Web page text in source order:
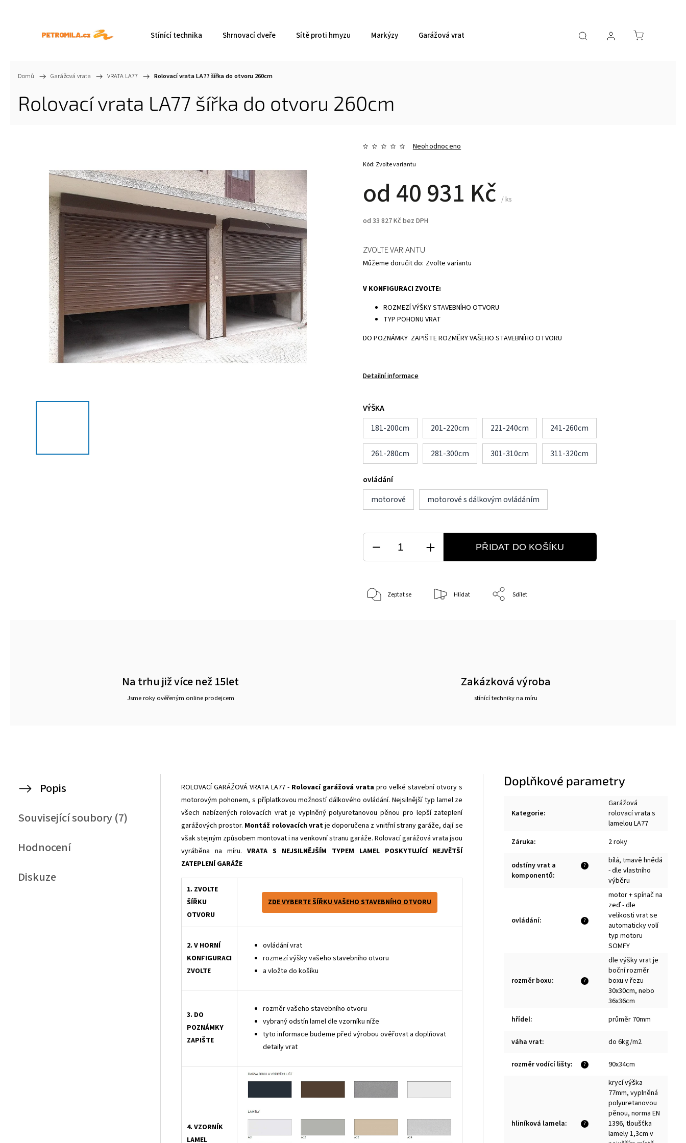
Stínící technika Shrnovací dveře Sítě proti hmyzu Markýzy Garážová vrata
Domů / Garážová vrata / VRATA LA77 / Rolovací vrata LA77 šířka do otvoru 260cm
Rolovací vrata LA77 šířka do otvoru 260cm
Neohodnoceno
od 40 931 Kč / ks
od 33 827 Kč bez DPH
Kód: Zvolte variantu
V KONFIGURACI ZVOLTE:
ROZMEZÍ VÝŠKY STAVEBNÍHO OTVORU
TYP POHONU VRAT
DO POZNÁMKY ZAPIŠTE ROZMĚRY VAŠEHO STAVEBNÍHO OTVORU
Detailní informace
VÝŠKA
181-200cm
201-220cm 221-240cm 241-260cm
261-280cm 281-300cm 301-310cm 311-320cm
ovládání
motorové
motorové s dálkovým ovládáním
ZVOLTE VARIANTU
Můžeme doručit do: Zvolte variantu
PŘIDAT DO KOŠÍKU
Zeptat se Hlídat Sdílet
Na trhu již více než 15let
Jsme roky ověřeným online prodejcem
Zakázková výroba
stínící techniky na míru
Popis
Související soubory (7)
Hodnocení
Diskuze
ROLOVACÍ GARÁŽOVÁ VRATA LA77 - Rolovací garážová vrata pro velké stavební otvory s
motorovým pohonem, s příplatkovou možností dálkového ovládání. Nejsilnější typ lamel ze
všech nabízených rolovacích vrat je vyplněný polyuretanovou pěnou pro lepší zateplení
garážových prostor. Montáž rolovacích vratje doporučena z vnitřní strany garáže, dají se
však stejným způsobem montovat i na venkovní stranu garáže. Rolovací garážová vrata jsou
vyráběna na míru. VRATA S NEJSILNĚJŠÍM TYPEM LAMEL POSKYTUJÍCÍ NEJVĚTŠÍ
ZATEPLENÍ GARÁŽE
1. ZVOLTE
ŠÍŘKU
OTVORU
ZDE VYBERTE ŠÍŘKU VAŠEHO STAVEBNÍHO OTVORU
2. V HORNÍ
KONFIGURACI
ZVOLTE
ovládání vrat
rozmezí výšky vašeho stavebního otvoru
a vložte do košíku
3. DO
POZNÁMKY
ZAPIŠTE
rozměr vašeho stavebního otvoru
vybraný odstín lamel dle vzorníku níže
tyto informace budeme před výrobou ověřovat a doplňovat
detaily vrat
4. VZORNÍK
LAMEL
Doplňkové parametry
Kategorie:
Garážová
rolovací vrata s
lamelou LA77
Záruka: 2 roky
?
odstíny vrat a
komponentů:
bílá, tmavě hnědá
- dle vlastního
výběru
?
ovládání:
motor + spínač na
zeď - dle
velikosti vrat se
automaticky volí
typ motoru
SOMFY
?
rozměr boxu:
dle výšky vrat je
boční rozměr
boxu v řezu
30x30cm, nebo
36x36cm
hřídel: průměr 70mm
váha vrat: do 6kg/m2
?
rozměr vodící lišty: 90x34cm
?
hliníková lamela:
krycí výška
77mm, vyplněná
polyuretanovou
pěnou, norma EN
1396, tloušťka
lamely 1,3cm v